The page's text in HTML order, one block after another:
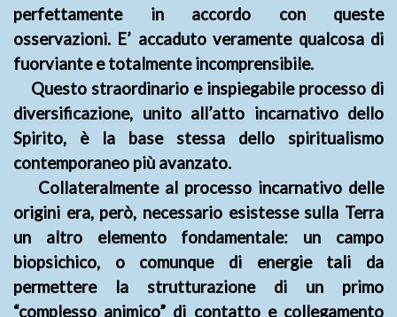
perfettamente in accordo con queste
osservazioni. E’ accaduto veramente qualcosa di
fuorviante e totalmente incomprensibile.
Questo straordinario e inspiegabile processo di
diversificazione, unito all’atto incarnativo dello
Spirito, è la base stessa dello spiritualismo
contemporaneo più avanzato.
Collateralmente al processo incarnativo delle
origini era, però, necessario esistesse sulla Terra
un altro elemento fondamentale: un campo
biopsichico, o comunque di energie tali da
permettere la strutturazione di un primo
“complesso animico” di contatto e collegamento